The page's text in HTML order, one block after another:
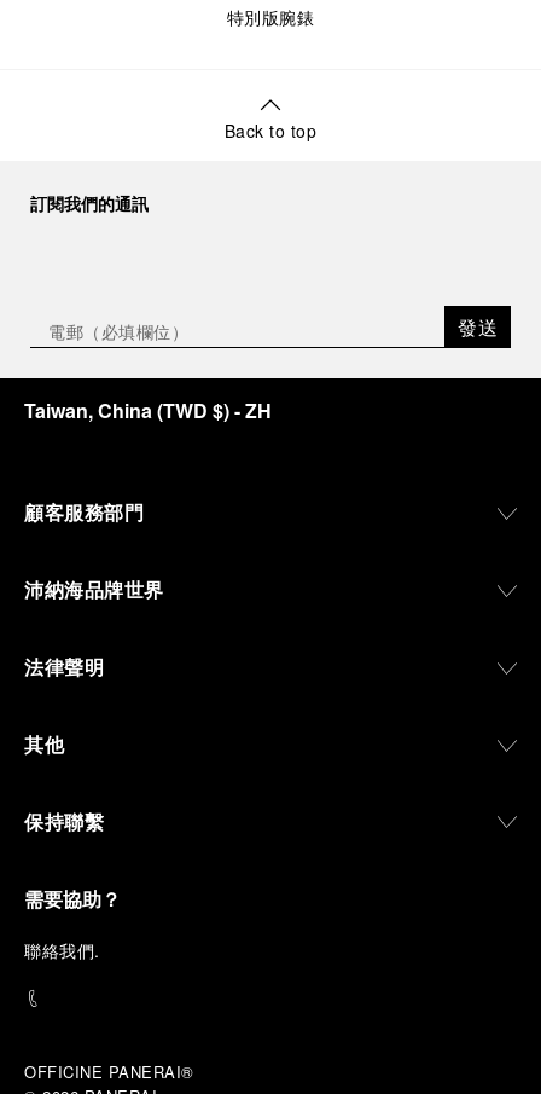
特別版腕錶
Back to top
訂閱我們的通訊
發送
Taiwan, China(TWD $)- ZH
顧客服務部門
沛納海品牌世界
法律聲明
其他
保持聯繫
需要協助？
聯絡我們.
OFFICINE PANERAI®